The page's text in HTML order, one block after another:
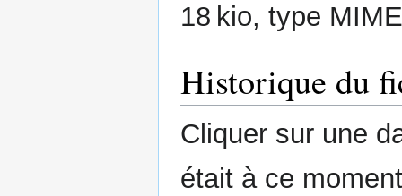
18 kio, type
Historique du
Cliquer sur une
était à ce